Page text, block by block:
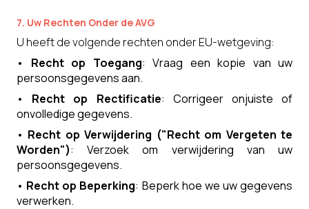
7. Uw Rechten Onder de AVG
U heeft de volgende rechten onder EU-wetgeving:
• Recht op Toegang: Vraag een kopie van uw
persoonsgegevens aan.
• Recht op Rectificatie: Corrigeer onjuiste of
onvolledige gegevens.
• Recht op Verwijdering ("Recht om Vergeten te
Worden"): Verzoek om verwijdering van uw
persoonsgegevens.
• Recht op Beperking: Beperk hoe we uw gegevens
verwerken.